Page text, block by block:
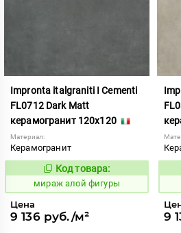
Impronta italgraniti I Cementi
FL0712 Dark Matt
керамогранит 120x120
Материал:
Керамогранит
984615
Код товара:
мираж алой фигуры
Цена
9 136 руб./м² 9